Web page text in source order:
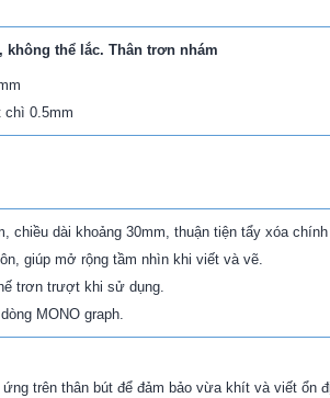
không thể lắc. Thân trơn nhám
chì 0.5mm
chiều dài khoảng 30mm, thuận tiện tẩy xóa
giúp mở rộng tầm nhìn khi viết và vẽ.
trơn trượt khi sử dụng.
MONO graph.
trên thân bút để đảm bảo vừa khít và viết ổn